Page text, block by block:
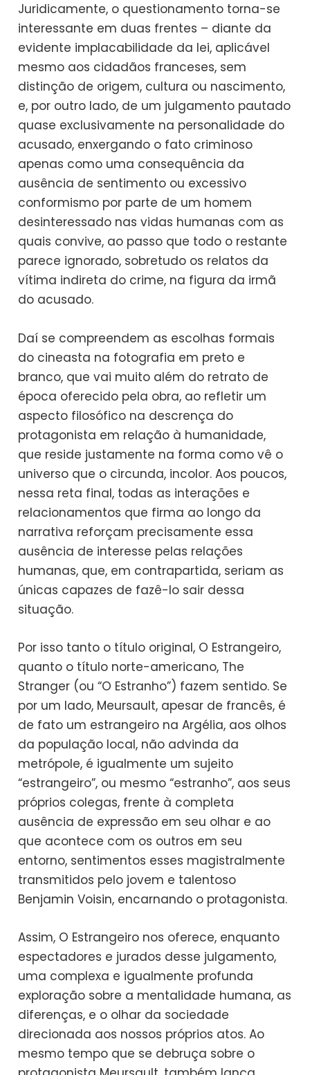
Juridicamente, o questionamento torna-se
interessante em duas frentes – diante da
evidente implacabilidade da lei, aplicável
mesmo aos cidadãos franceses, sem
distinção de origem, cultura ou nascimento,
e, por outro lado, de um julgamento pautado
quase exclusivamente na personalidade do
acusado, enxergando o fato criminoso
apenas como uma consequência da
ausência de sentimento ou excessivo
conformismo por parte de um homem
desinteressado nas vidas humanas com as
quais convive, ao passo que todo o restante
parece ignorado, sobretudo os relatos da
vítima indireta do crime, na figura da irmã
do acusado.
Daí se compreendem as escolhas formais
do cineasta na fotografia em preto e
branco, que vai muito além do retrato de
época oferecido pela obra, ao refletir um
aspecto filosófico na descrença do
protagonista em relação à humanidade,
que reside justamente na forma como vê o
universo que o circunda, incolor. Aos poucos,
nessa reta final, todas as interações e
relacionamentos que firma ao longo da
narrativa reforçam precisamente essa
ausência de interesse pelas relações
humanas, que, em contrapartida, seriam as
únicas capazes de fazê-lo sair dessa
situação.
Por isso tanto o título original, O Estrangeiro,
quanto o título norte-americano, The
Stranger (ou “O Estranho”) fazem sentido. Se
por um lado, Meursault, apesar de francês, é
de fato um estrangeiro na Argélia, aos olhos
da população local, não advinda da
metrópole, é igualmente um sujeito
“estrangeiro”, ou mesmo “estranho”, aos seus
próprios colegas, frente à completa
ausência de expressão em seu olhar e ao
que acontece com os outros em seu
entorno, sentimentos esses magistralmente
transmitidos pelo jovem e talentoso
Benjamin Voisin, encarnando o protagonista.
Assim, O Estrangeiro nos oferece, enquanto
espectadores e jurados desse julgamento,
uma complexa e igualmente profunda
exploração sobre a mentalidade humana, as
diferenças, e o olhar da sociedade
direcionada aos nossos próprios atos. Ao
mesmo tempo que se debruça sobre o